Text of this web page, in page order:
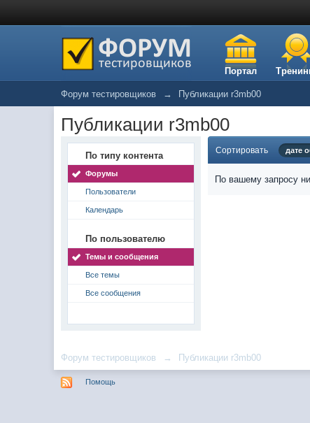
Портал
Форум тестировщиков → Публикации r3mb00
Публикации r3mb00
По типу контента
Форумы
Пользователи
Календарь
По пользователю
Темы и сообщения
Все темы
Все сообщения
Сортировать дате
По вашему запросу
Форум тестировщиков → Публикации r3mb00
Помощь